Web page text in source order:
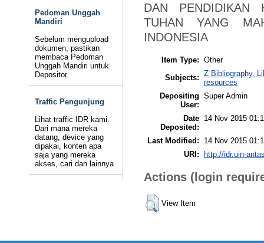
Pedoman Unggah
Mandiri
Sebelum mengupload
dokumen, pastikan
membaca Pedoman
Unggah Mandiri untuk
Depositor.
Traffic Pengunjung
Lihat traffic IDR kami.
Dari mana mereka
datang, device yang
dipakai, konten apa
saja yang mereka
akses, cari dan lainnya
DAN PENDIDIKAN
TUHAN YANG
INDONESIA
Item Type: Other
Subjects: Z Bibliography.
resources
Depositing
User:
Super Admin
Date
Deposited:
14 Nov 2015
Last Modified:
14 Nov 2015
URI: http://idr.uin-
Actions (login
View Item